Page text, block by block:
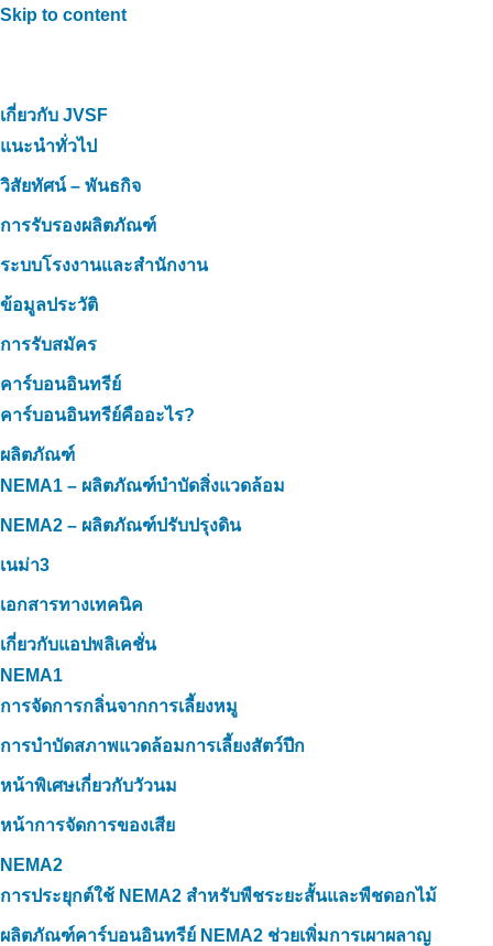
Skip to content
เกี่ยวกับ JVSF
แนะนำทั่วไป
วิสัยทัศน์ – พันธกิจ
การรับรองผลิตภัณฑ์
ระบบโรงงานและสำนักงาน
ข้อมูลประวัติ
การรับสมัคร
คาร์บอนอินทรีย์
คาร์บอนอินทรีย์คืออะไร?
ผลิตภัณฑ์
NEMA1 – ผลิตภัณฑ์บำบัดสิ่งแวดล้อม
NEMA2 – ผลิตภัณฑ์ปรับปรุงดิน
เนม่า3
เอกสารทางเทคนิค
เกี่ยวกับแอปพลิเคชั่น
NEMA1
การจัดการกลิ่นจากการเลี้ยงหมู
การบำบัดสภาพแวดล้อมการเลี้ยงสัตว์ปีก
หน้าพิเศษเกี่ยวกับวัวนม
หน้าการจัดการของเสีย
NEMA2
การประยุกต์ใช้ NEMA2 สำหรับพืชระยะสั้นและพืชดอกไม้
ผลิตภัณฑ์คาร์บอนอินทรีย์ NEMA2 ช่วยเพิ่มการเผาผลาญ